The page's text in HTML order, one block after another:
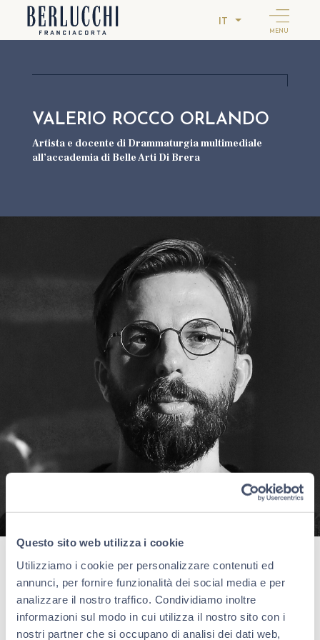
Questo sito web utilizza i cookie
Utilizziamo i cookie per personalizzare contenuti ed
annunci, per fornire funzionalità dei social media e per
analizzare il nostro traffico. Condividiamo inoltre
informazioni sul modo in cui utilizza il nostro sito con i
nostri partner che si occupano di analisi dei dati web,
IT
MENU
VALERIO ROCCO ORLANDO
Artista e docente di Drammaturgia multimediale
all’accademia di Belle Arti Di Brera
Valerio Rocco Orlando ​(Milano, 1978) è artista e docente
di Drammaturgia multimediale all’Accademia di Belle
Arti Di Brera. Assumendo l’arte come processo di analisi